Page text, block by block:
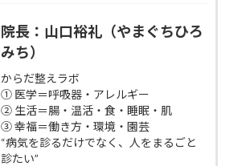
院長：山口裕礼（やまぐちひろ
みち）
からだ整えラボ
① 医学＝呼吸器・アレルギー
② 生活＝腸・温活・食・睡眠・肌
③ 幸福＝働き方・環境・園芸
“病気を診るだけでなく、人をまるごと
診たい”